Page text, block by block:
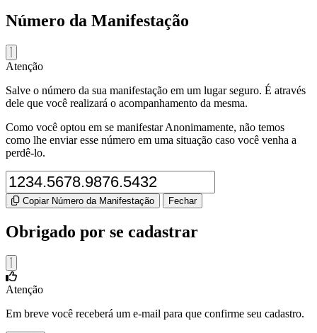
Número da Manifestação
Atenção
Salve o número da sua manifestação em um lugar seguro. É através
dele que você realizará o acompanhamento da mesma.
Como você optou em se manifestar Anonimamente, não temos
como lhe enviar esse número em uma situação caso você venha a
perdê-lo.
Copiar Número da Manifestação Fechar
Obrigado por se cadastrar
Atenção
Em breve você receberá um e-mail para que confirme seu cadastro.